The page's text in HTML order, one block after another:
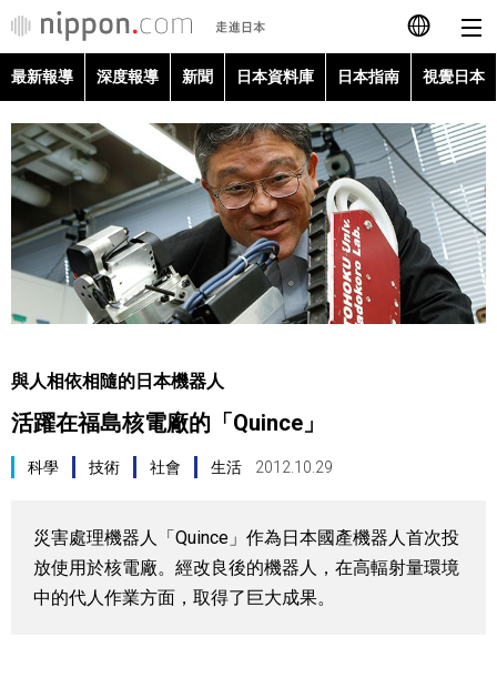
日本語
English
简体字
Français
Español
最新報導
深度報導
日本指南
視覺日本
臺灣香港
最新報導 深度報導 新聞 日本資料庫 日本指南 視覺日本
與人相依相隨的日本機器人
活躍在福島核電廠的「Quince」
科學 技術 社會 生活 2012.10.29
災害處理機器人「Quince」作為日本國產機器人首次投
放使用於核電廠。經改良後的機器人，在高輻射量環境
中的代人作業方面，取得了巨大成果。